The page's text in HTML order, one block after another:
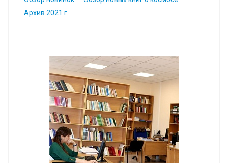
Архив 2021 г.